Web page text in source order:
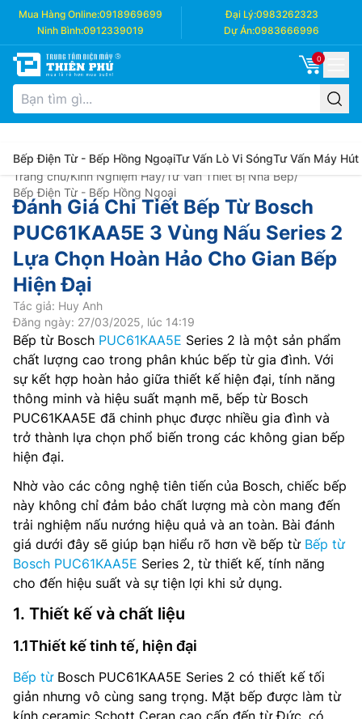
Mua Hàng Online:0918969699 Đại Lý:0983262323
Ninh Bình:0912339019 Dự Án:0983666996
0
Bếp Điện Từ - Bếp Hồng NgoạiTư Vấn Lò Vi SóngTư Vấn Máy Hút
Trang chủ/Kinh Nghiệm Hay/Tư Vấn Thiết Bị Nhà Bếp/
Bếp Điện Từ - Bếp Hồng Ngoại
Đánh Giá Chi Tiết Bếp Từ Bosch
PUC61KAA5E 3 Vùng Nấu Series 2
Lựa Chọn Hoàn Hảo Cho Gian Bếp
Hiện Đại
Tác giả: Huy Anh
Đăng ngày: 27/03/2025, lúc 14:19
Bếp từ Bosch PUC61KAA5E Series 2 là một sản phẩm
chất lượng cao trong phân khúc bếp từ gia đình. Với
sự kết hợp hoàn hảo giữa thiết kế hiện đại, tính năng
thông minh và hiệu suất mạnh mẽ, bếp từ Bosch
PUC61KAA5E đã chinh phục được nhiều gia đình và
trở thành lựa chọn phổ biến trong các không gian bếp
hiện đại.
Nhờ vào các công nghệ tiên tiến của Bosch, chiếc bếp
này không chỉ đảm bảo chất lượng mà còn mang đến
trải nghiệm nấu nướng hiệu quả và an toàn. Bài đánh
giá dưới đây sẽ giúp bạn hiểu rõ hơn về bếp từ Bếp từ
Bosch PUC61KAA5E Series 2, từ thiết kế, tính năng
cho đến hiệu suất và sự tiện lợi khi sử dụng.
1. Thiết kế và chất liệu
1.1Thiết kế tinh tế, hiện đại
Bếp từBosch PUC61KAA5E Series 2 có thiết kế tối
giản nhưng vô cùng sang trọng. Mặt bếp được làm từ
kính ceramic Schott Ceran cao cấp đến từ Đức, có